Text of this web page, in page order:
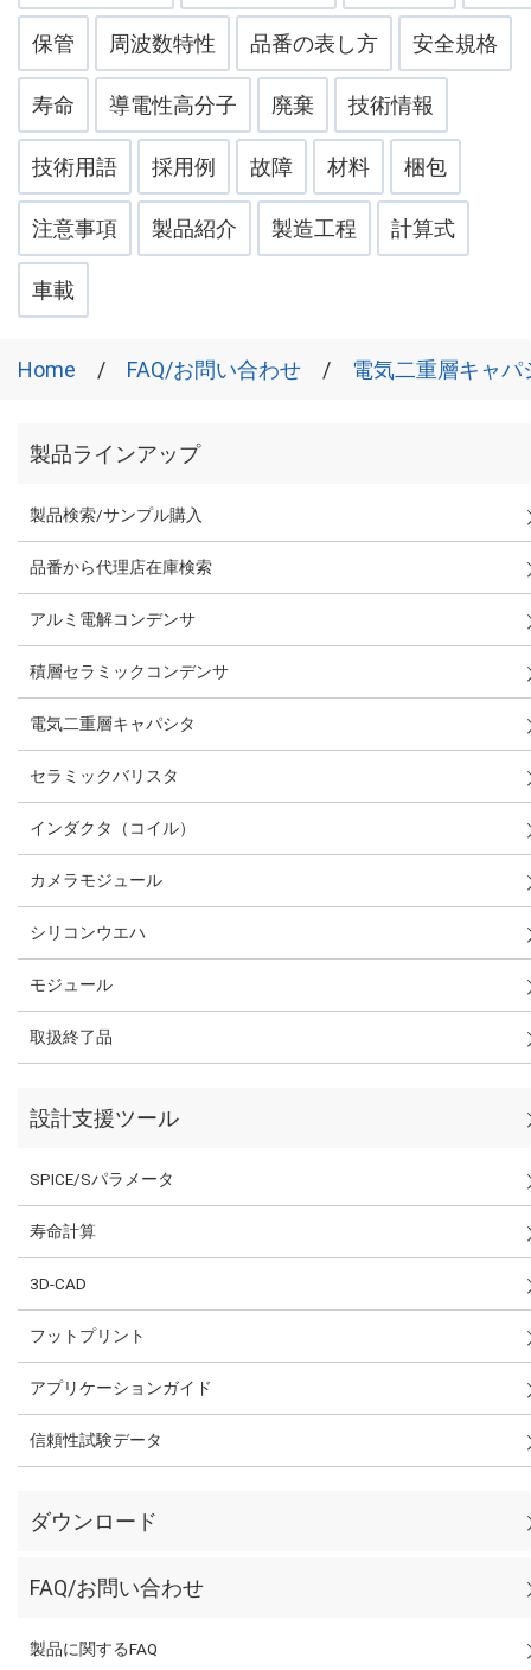
保管 周波数特性 品番の表し方 安全規格
寿命 導電性高分子 廃棄 技術情報
技術用語 採用例 故障 材料 梱包
注意事項 製品紹介 製造工程 計算式
車載
Home FAQ/お問い合わせ 電気二重層キャパ
製品ラインアップ
製品検索/サンプル購入
品番から代理店在庫検索
アルミ電解コンデンサ
積層セラミックコンデンサ
電気二重層キャパシタ
セラミックバリスタ
インダクタ（コイル）
カメラモジュール
シリコンウエハ
モジュール
取扱終了品
設計支援ツール
SPICE/Sパラメータ
寿命計算
3D-CAD
フットプリント
アプリケーションガイド
信頼性試験データ
ダウンロード
FAQ/お問い合わせ
製品に関するFAQ